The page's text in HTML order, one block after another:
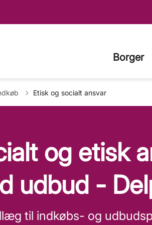
Borger
Etisk og socialt ansvar
og etisk
udbud -
til indkøbs- og